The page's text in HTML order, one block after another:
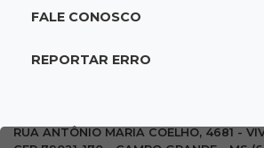
Trabalhadores passam mal
emissão de documentos em
FALE CONOSCO
REPORTAR ERRO
RUA ANTÔNIO MARIA COELHO, 4681 -